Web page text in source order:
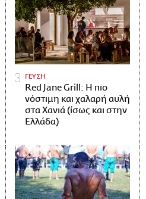
ΓΕΥΣΗ
Red Jane Grill: Η πιο
νόστιμη και χαλαρή αυλή
στα Χανιά (ίσως και στην
Ελλάδα)